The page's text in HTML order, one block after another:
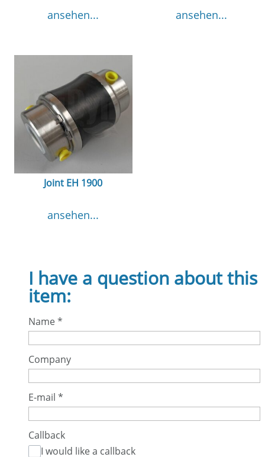
ansehen... ansehen...
Joint EH 1900
ansehen...
I have a question about this
item:
Name*
Company
E-mail *
Callback
I would like a callback